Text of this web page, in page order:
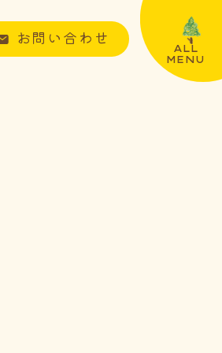
ALL
MENU
お問い合わせ